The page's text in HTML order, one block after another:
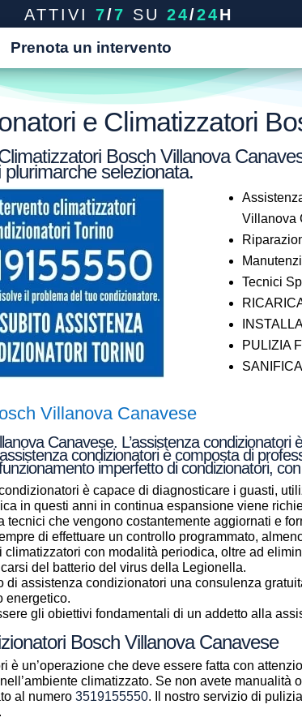
ATTIVI 7/7 SU 24/24H
Prenota un intervento
e Climatizzatori
Bosch Villanova
plurimarche selezionata.
Villanova
Tecnici
PULIZIA
Villanova Canavese
Canavese. L’assistenza
condizionatori è composta di
imperfetto di condizionatori,
è capace di diagnosticare i guasti,
in questi anni in continua espansione viene
tecnici che vengono costantemente aggiornati e
di effettuare un controllo programmato,
con modalità periodica, oltre ad
del batterio del virus della Legionella.
di assistenza condizionatori una consulenza
energetico.
gli obiettivi fondamentali di un addetto alla
Bosch Villanova Canavese
è un’operazione che deve essere fatta con
climatizzato. Se non avete
al numero3519155550. Il nostro servizio di